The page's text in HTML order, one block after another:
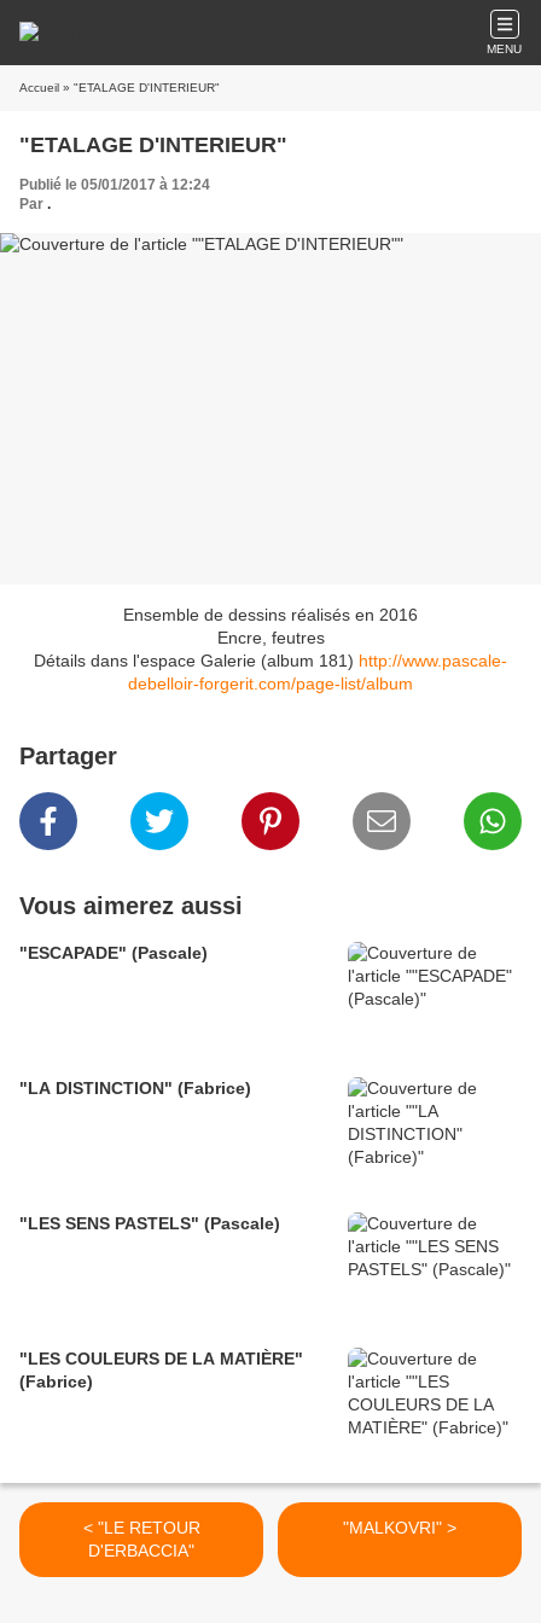
MENU
Accueil » "ETALAGE D'INTERIEUR"
"ETALAGE D'INTERIEUR"
Publié le 05/01/2017 à 12:24
Par .
Ensemble de dessins réalisés en 2016
Encre, feutres
Détails dans l'espace Galerie (album 181) http://www.pascale-
debelloir-forgerit.com/page-list/album
Partager
Vous aimerez aussi
"ESCAPADE" (Pascale)
"LA DISTINCTION" (Fabrice)
"LES SENS PASTELS" (Pascale)
"LES COULEURS DE LA MATIÈRE"
(Fabrice)
< "LE RETOUR
D'ERBACCIA"
"MALKOVRI" >